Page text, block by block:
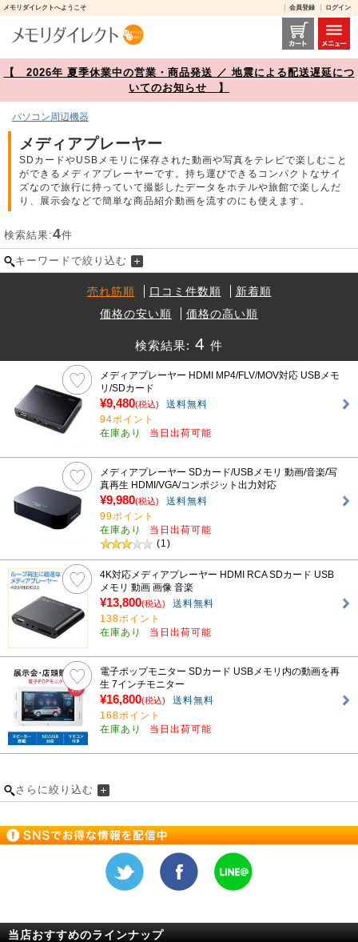
メモリダイレクトへようこそ 会員登録 ログイン
メディアプレーヤー 商品一覧【メモリダイレクト】
【 2026年 夏季休業中の営業・商品発送 ／ 地震による配送遅延につ
いてのお知らせ 】
パソコン周辺機器
メディアプレーヤー
SDカードやUSBメモリに保存された動画や写真をテレビで楽しむこと
ができるメディアプレーヤーです。持ち運びできるコンパクトなサイ
ズなので旅行に持っていて撮影したデータをホテルや旅館で楽しんだ
り、展示会などで簡単な商品紹介動画を流すのにも使えます。
検索結果:4件
キーワードで絞り込む
売れ筋順 口コミ件数順
新着順
価格の安い順
価格の高い順
検索結果: 4 件
メディアプレーヤー HDMI MP4/FLV/MOV対応 USBメモ
リ/SDカード
¥9,480(税込)
送料無料
94ポイント
在庫あり
当日出荷可能
メディアプレーヤー SDカード/USBメモリ 動画/音楽/写
真再生 HDMI/VGA/コンポジット出力対応
¥9,980(税込)
送料無料
99ポイント
在庫あり
当日出荷可能
(1)
4K対応メディアプレーヤー HDMI RCA SDカード USB
メモリ 動画 画像 音楽
¥13,800(税込)
送料無料
138ポイント
在庫あり
当日出荷可能
電子ポップモニター SDカード USBメモリ内の動画を再
生 7インチモニター
¥16,800(税込)
送料無料
168ポイント
在庫あり
当日出荷可能
さらに絞り込む
当店おすすめのラインナップ